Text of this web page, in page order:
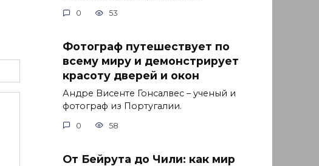
0 53
Фотограф путешествует по
всему миру и демонстрирует
красоту дверей и окон
Андре Висенте Гонсалвес – ученый и
фотограф из Португалии.
0 58
От Бейрута до Чили: как мир